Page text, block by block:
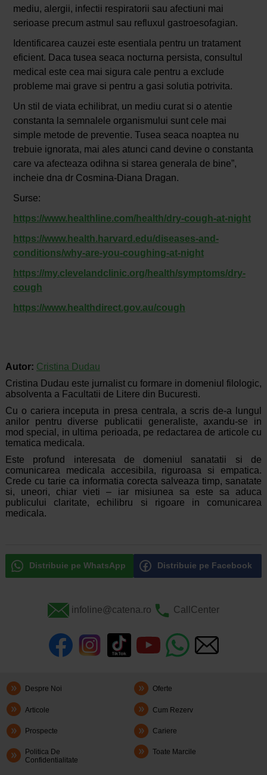
mediu, alergii, infectii respiratorii sau afectiuni mai
serioase precum astmul sau refluxul gastroesofagian.
Identificarea cauzei este esentiala pentru un tratament
eficient. Daca tusea seaca nocturna persista, consultul
medical este cea mai sigura cale pentru a exclude
probleme mai grave si pentru a gasi solutia potrivita.
Un stil de viata echilibrat, un mediu curat si o atentie
constanta la semnalele organismului sunt cele mai
simple metode de preventie. Tusea seaca noaptea nu
trebuie ignorata, mai ales atunci cand devine o constanta
care va afecteaza odihna si starea generala de bine”,
incheie dna dr Cosmina-Diana Dragan.
Surse:
https://www.healthline.com/health/dry-cough-at-night
https://www.health.harvard.edu/diseases-and-
conditions/why-are-you-coughing-at-night
https://my.clevelandclinic.org/health/symptoms/dry-
cough
https://www.healthdirect.gov.au/cough
Autor: Cristina Dudau
Cristina Dudau este jurnalist cu formare in domeniul filologic,
absolventa a Facultatii de Litere din Bucuresti.
Cu o cariera inceputa in presa centrala, a scris de-a lungul
anilor pentru diverse publicatii generaliste, axandu-se in
mod special, in ultima perioada, pe redactarea de articole cu
tematica medicala.
Este profund interesata de domeniul sanatatii si de
comunicarea medicala accesibila, riguroasa si empatica.
Crede cu tarie ca informatia corecta salveaza timp, sanatate
si, uneori, chiar vieti – iar misiunea sa este sa aduca
publicului claritate, echilibru si rigoare in comunicarea
medicala.
Distribuie pe WhatsApp Distribuie pe Facebook
infoline@catena.ro CallCenter
Despre Noi Oferte
Articole Cum Rezerv
Prospecte Cariere
Politica De
Confidentialitate
Toate Marcile